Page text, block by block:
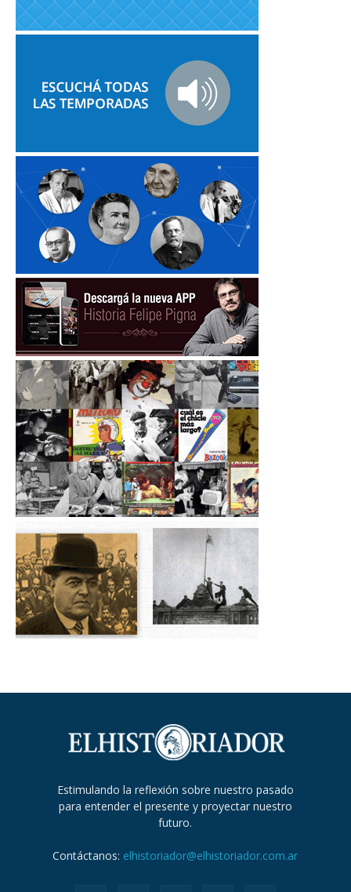
Estimulando la reflexión sobre nuestro pasado
para entender el presente y proyectar nuestro
futuro.
Contáctanos: elhistoriador@elhistoriador.com.ar